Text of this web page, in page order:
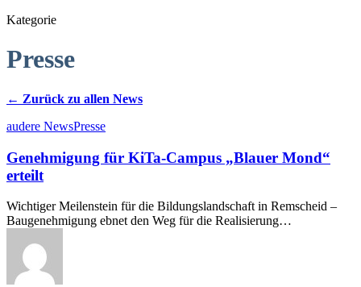
Kategorie
Presse
← Zurück zu allen News
audere NewsPresse
Genehmigung für KiTa-Campus „Blauer Mond“
erteilt
Wichtiger Meilenstein für die Bildungslandschaft in Remscheid –
Baugenehmigung ebnet den Weg für die Realisierung…